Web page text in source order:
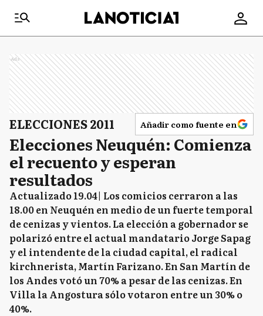
Ads
ELECCIONES 2011 Añadir como fuente en
Elecciones Neuquén: Comienza
el recuento y esperan
resultados
Actualizado 19.04| Los comicios cerraron a las
18.00 en Neuquén en medio de un fuerte temporal
de cenizas y vientos. La elección a gobernador se
polarizó entre el actual mandatario Jorge Sapag
y el intendente de la ciudad capital, el radical
kirchnerista, Martín Farizano. En San Martín de
los Andes votó un 70% a pesar de las cenizas. En
Villa la Angostura sólo votaron entre un 30% o
40%.